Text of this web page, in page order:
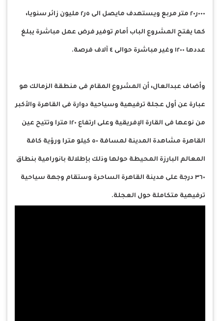
٠٠٠ر٢٠ متر مربع ويستهدف مايصل الى ٥ر٢ مليون زائر سنويا،
كما يفتح المشروع الباب أمام توفير فرض عمل مباشرة يبلغ
عددها ١٢٠٠ وغير مباشرة حوالى ٤ آلاف فرصة.
وأضاف عبدالعال، أن المشروع المقام فى منطقة الزمالك هو
عبارة عن أول عجلة ترفيهية وسياحية دوارة فى القاهرة والأكبر
من نوعها فى القارة الإفريقية وعلى ارتفاع ١٢٠ مترا وتتيح عين
القاهرة مشاهدة المدينة لمسافة ٥٠ كيلو مترا ورؤية كافة
المعالم البارزة المحيطة حولها وذلك بإطلالة بانورامية بنطاق
٣٦٠ درجة على مدينة القاهرة الساحرة وستقام وجهة سياحية
ترفيهية متكاملة حول العجلة.